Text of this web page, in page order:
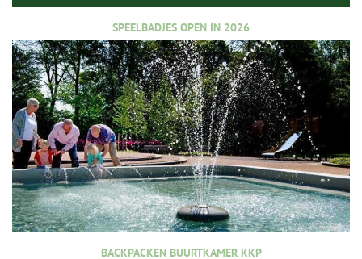
SPEELBADJES OPEN IN 2026
BACKPACKEN BUURTKAMER KKP